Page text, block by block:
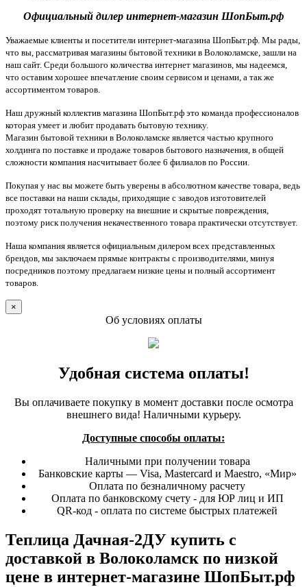
Официальный дилер интернет-магазин ШопБыт.рф
Уважаемые клиенты и посетители интернет-магазина ШопБыт.рф. Мы рады,
что вы, рассматривая магазины бытовой техники в Волоколамске, зашли на
наш сайт. Среди большого количества интернет магазинов, мы надеемся,
что оставим хорошее впечатление своим сервисом и ценами, а так же
ассортиментом товаров.
Наш дружный коллектив магазина ШопБыт.рф это команда профессионалов
которая умеет и любит продавать бытовую технику.
Магазин бытовой техники в Волоколамске является частью крупного
холдинга по поставке и продаже товаров бытового назначения, в общей
сложности компания насчитывает более 6 филиалов по России.
Покупая у нас вы можете быть уверены в абсолютном качестве товара, ведь
все поставки на наши склады, приходящие с заводов изготовителей
проходят тотальную проверку на внешние и скрытые повреждения,
поэтому риск получения некачественного товара практически отсутствует.
Наша компания является официальным дилером всех представленных
брендов, мы заключаем прямые контракты с производителями, минуя
посредников поэтому предлагаем низкие цены и полный ассортимент
товаров.
×
Об условиях оплаты
Удобная система оплаты!
Вы оплачиваете покупку в момент доставки после осмотра
внешнего вида! Наличными курьеру.
Доступные способы оплаты:
Наличными при получении товара
Банковские карты — Visa, Mastercard и Maestro, «Мир»
Оплата по безналичному расчету
Оплата по банковскому счету - для ЮР лиц и ИП
QR-код - оплата по системе быстрых платежей
Теплица Дачная-2ДУ купить с
доставкой в Волоколамск по низкой
цене в интернет-магазине ШопБыт.рф